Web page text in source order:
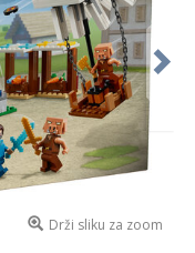
Drži sliku za zoom